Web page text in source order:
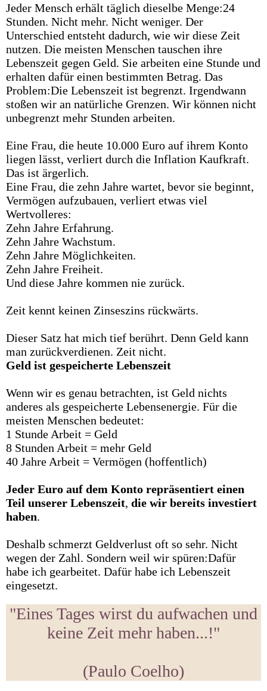
Jeder Mensch erhält täglich dieselbe Menge:24
Stunden. Nicht mehr. Nicht weniger. Der
Unterschied entsteht dadurch, wie wir diese Zeit
nutzen. Die meisten Menschen tauschen ihre
Lebenszeit gegen Geld. Sie arbeiten eine Stunde und
erhalten dafür einen bestimmten Betrag. Das
Problem:Die Lebenszeit ist begrenzt. Irgendwann
stoßen wir an natürliche Grenzen. Wir können nicht
unbegrenzt mehr Stunden arbeiten.
Eine Frau, die heute 10.000 Euro auf ihrem Konto
liegen lässt, verliert durch die Inflation Kaufkraft.
Das ist ärgerlich.
Eine Frau, die zehn Jahre wartet, bevor sie beginnt,
Vermögen aufzubauen, verliert etwas viel
Wertvolleres:
Zehn Jahre Erfahrung.
Zehn Jahre Wachstum.
Zehn Jahre Möglichkeiten.
Zehn Jahre Freiheit.
Und diese Jahre kommen nie zurück.
Zeit kennt keinen Zinseszins rückwärts.
Dieser Satz hat mich tief berührt. Denn Geld kann
man zurückverdienen. Zeit nicht.
Geld ist gespeicherte Lebenszeit
Wenn wir es genau betrachten, ist Geld nichts
anderes als gespeicherte Lebensenergie. Für die
meisten Menschen bedeutet:
1 Stunde Arbeit = Geld
8 Stunden Arbeit = mehr Geld
40 Jahre Arbeit = Vermögen (hoffentlich)
Jeder Euro auf dem Konto repräsentiert einen
Teil unserer Lebenszeit, die wir bereits investiert
haben.
Deshalb schmerzt Geldverlust oft so sehr. Nicht
wegen der Zahl. Sondern weil wir spüren:Dafür
habe ich gearbeitet. Dafür habe ich Lebenszeit
eingesetzt.
"Eines Tages wirst du aufwachen und
keine Zeit mehr haben...!"
(Paulo Coelho)